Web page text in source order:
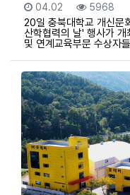
등록일
04.02 조회
5968
20일 충북대학교 개신문
산학협력의 날' 행사가
및 연계교육부문 수상자